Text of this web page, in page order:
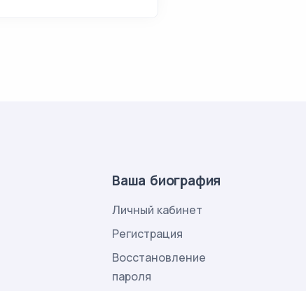
Ваша биография
Личный кабинет
Регистрация
Восстановление
пароля